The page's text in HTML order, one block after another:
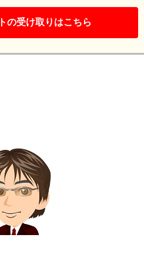
の受け取りはこちら